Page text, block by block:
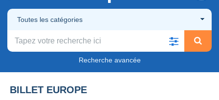
Toutes les catégories
Recherche avancée
BILLET EUROPE